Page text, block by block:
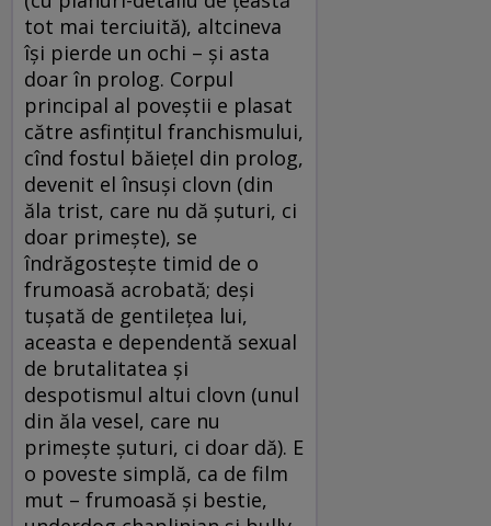
tot mai terciuită), altcineva
îşi pierde un ochi – şi asta
doar în prolog. Corpul
principal al poveştii e plasat
către asfinţitul franchismului,
cînd fostul băieţel din prolog,
devenit el însuşi clovn (din
ăla trist, care nu dă şuturi, ci
doar primeşte), se
îndrăgosteşte timid de o
frumoasă acrobată; deşi
tuşată de gentileţea lui,
aceasta e dependentă sexual
de brutalitatea şi
despotismul altui clovn (unul
din ăla vesel, care nu
primeşte şuturi, ci doar dă). E
o poveste simplă, ca de film
mut – frumoasă şi bestie,